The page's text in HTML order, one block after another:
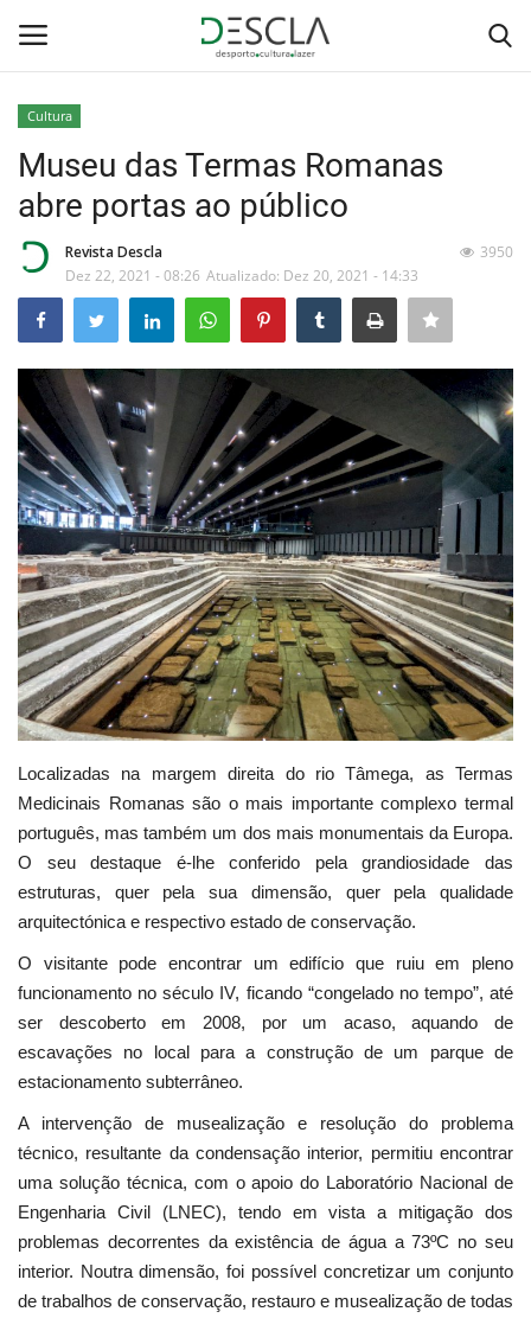
Home
...by Descla
Desporto
Contactos
Sobre Nós
Educação
Estatuto Editorial
Saúde
Ficha técnica
Lazer
Ambiente
Cultura
Museu das Termas Romanas
abre portas ao público
Revista Descla
Dez 22, 2021 - 08:26 Atualizado: Dez 20, 2021 - 14:33
3950
Localizadas na margem direita do rio Tâmega, as Termas
Medicinais Romanas são o mais importante complexo termal
português, mas também um dos mais monumentais da Europa.
O seu destaque é-lhe conferido pela grandiosidade das
estruturas, quer pela sua dimensão, quer pela qualidade
arquitectónica e respectivo estado de conservação.
O visitante pode encontrar um edifício que ruiu em pleno
funcionamento no século IV, ficando “congelado no tempo”, até
ser descoberto em 2008, por um acaso, aquando de
escavações no local para a construção de um parque de
estacionamento subterrâneo.
A intervenção de musealização e resolução do problema
técnico, resultante da condensação interior, permitiu encontrar
uma solução técnica, com o apoio do Laboratório Nacional de
Engenharia Civil (LNEC), tendo em vista a mitigação dos
problemas decorrentes da existência de água a 73ºC no seu
interior. Noutra dimensão, foi possível concretizar um conjunto
de trabalhos de conservação, restauro e musealização de todas